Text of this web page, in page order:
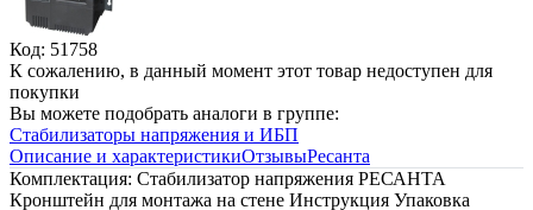
Код: 51758
К сожалению, в данный момент этот товар недоступен для
покупки
Вы можете подобрать аналоги в группе:
Стабилизаторы напряжения и ИБП
Описание и характеристикиОтзывыРесанта
Комплектация: Стабилизатор напряжения РЕСАНТА
Кронштейн для монтажа на стене Инструкция Упаковка